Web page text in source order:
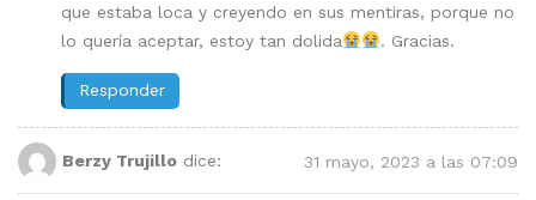
que estaba loca y creyendo en sus mentiras, porque no
lo quería aceptar, estoy tan dolida
. Gracias.
Responder
Berzy Trujillo dice: 31 mayo, 2023 a las 07:09